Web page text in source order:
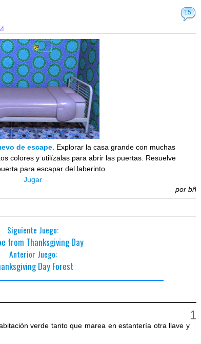
15
de escape . Explorar la casa grande con muchas
colores y utilízalas para abrir las puertas. Resuelve
para escapar del laberinto.
Jugar
por bñ
Siguiente Juego:
from Thanksgiving Day
Anterior Juego:
Day Forest
verde tanto que marea en estantería otra llave y